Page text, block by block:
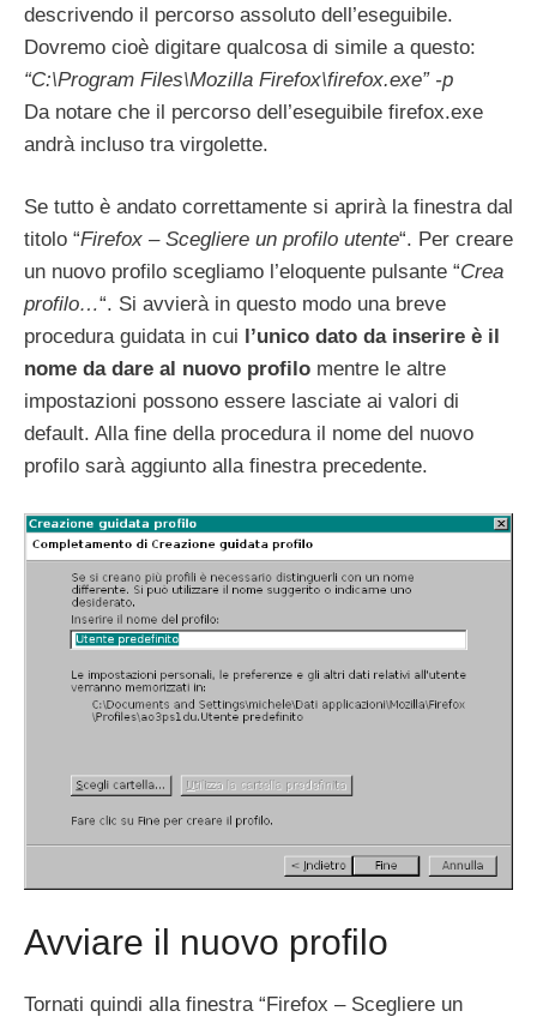
descrivendo il percorso assoluto dell’eseguibile.
Dovremo cioè digitare qualcosa di simile a questo:
“C:\Program Files\Mozilla Firefox\firefox.exe” -p
Da notare che il percorso dell’eseguibile firefox.exe
andrà incluso tra virgolette.
Se tutto è andato correttamente si aprirà la finestra dal
titolo “Firefox – Scegliere un profilo utente“. Per creare
un nuovo profilo scegliamo l’eloquente pulsante “Crea
profilo…“. Si avvierà in questo modo una breve
procedura guidata in cui l’unico dato da inserire è il
nome da dare al nuovo profilo mentre le altre
impostazioni possono essere lasciate ai valori di
default. Alla fine della procedura il nome del nuovo
profilo sarà aggiunto alla finestra precedente.
Avviare il nuovo profilo
Tornati quindi alla finestra “Firefox – Scegliere un